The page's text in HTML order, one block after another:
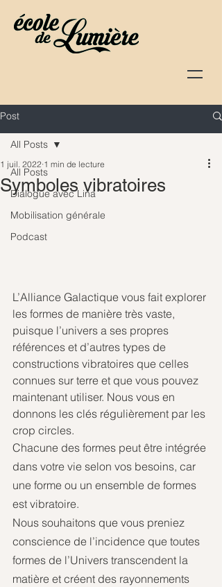
Post
All Posts
Dialogue avec Lina
Mobilisation générale
Podcast
All Posts
Symboles vibratoires
1 juil. 2022 1 min de lecture
L’Alliance Galactique vous fait explorer
les formes de manière très vaste,
puisque l’univers a ses propres
références et d’autres types de
constructions vibratoires que celles
connues sur terre et que vous pouvez
maintenant utiliser. Nous vous en
donnons les clés régulièrement par les
crop circles.
Chacune des formes peut être intégrée
dans votre vie selon vos besoins, car
une forme ou un ensemble de formes
est vibratoire.
Nous souhaitons que vous preniez
conscience de l’incidence que toutes
formes de l’Univers transcendent la
matière et créent des rayonnements